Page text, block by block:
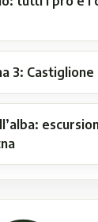
3: Castiglione